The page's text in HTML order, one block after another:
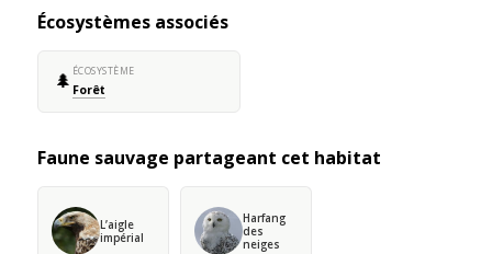
Écosystèmes associés
🌲 ÉCOSYSTÈME
Forêt
Faune sauvage partageant cet habitat
L’aigle
impérial
Harfang
des
neiges